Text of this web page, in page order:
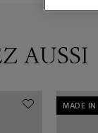
AUSSI
MADE IN